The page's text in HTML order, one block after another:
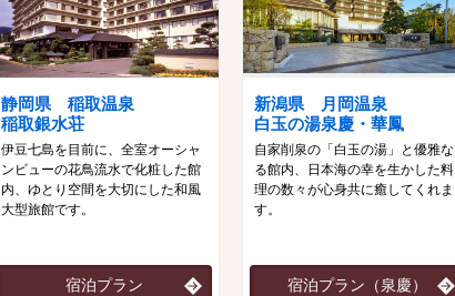
静岡県 稲取温泉
稲取銀水荘
伊豆七島を目前に、全室オーシャ
ンビューの花鳥流水で化粧した館
内、ゆとり空間を大切にした和風
大型旅館です。
宿泊プラン
新潟県 月岡温泉
白玉の湯泉慶・華鳳
自家削泉の「白玉の湯」と優雅な
る館内、日本海の幸を生かした料
理の数々が心身共に癒してくれま
す。
宿泊プラン（泉慶）